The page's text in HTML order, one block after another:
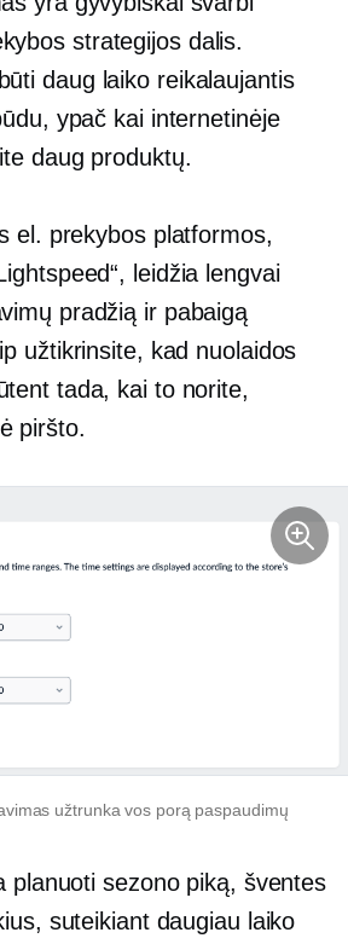
strategijos dalis.
daug laiko reikalaujantis
ypač kai internetinėje
daug produktų.
el. prekybos platformos,
leidžia lengvai
pradžią ir pabaigą
užtikrinsite, kad nuolaidos
tada, kai to norite,
piršto.
užtrunka vos porą paspaudimų
planuoti sezono piką, šventes
suteikiant daugiau laiko